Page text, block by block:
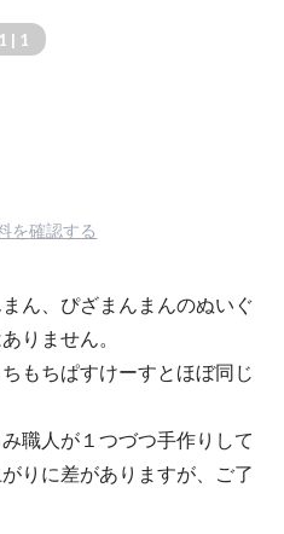
1 | 1
を確認する
ん、ぴざまんまんのぬいぐ
りません。
もちぱすけーすとほぼ同じ
職人が１つづつ手作りして
りに差がありますが、ご了